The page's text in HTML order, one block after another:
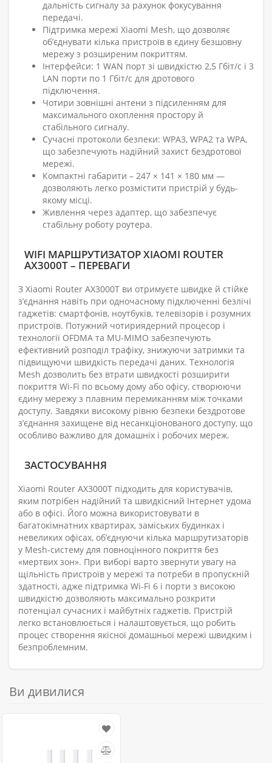
дальність сигналу за рахунок фокусування
передачі.
Підтримка мережі Xiaomi Mesh, що дозволяє
об’єднувати кілька пристроїв в єдину безшовну
мережу з розширеним покриттям.
Інтерфейси: 1 WAN порт зі швидкістю 2,5 Гбіт/с і 3
LAN порти по 1 Гбіт/с для дротового
підключення.
Чотири зовнішні антени з підсиленням для
максимального охоплення простору й
стабільного сигналу.
Сучасні протоколи безпеки: WPA3, WPA2 та WPA,
що забезпечують надійний захист бездротової
мережі.
Компактні габарити – 247 × 141 × 180 мм —
дозволяють легко розмістити пристрій у будь-
якому місці.
Живлення через адаптер, що забезпечує
стабільну роботу роутера.
WIFI МАРШРУТИЗАТОР XIAOMI ROUTER
AX3000T – ПЕРЕВАГИ
З Xiaomi Router AX3000T ви отримуєте швидке й стійке
з’єднання навіть при одночасному підключенні безлічі
гаджетів: смартфонів, ноутбуків, телевізорів і розумних
пристроїв. Потужний чотириядерний процесор і
технології OFDMA та MU-MIMO забезпечують
ефективний розподіл трафіку, знижуючи затримки та
підвищуючи швидкість передачі даних. Технологія
Mesh дозволить без втрати швидкості розширити
покриття Wi-Fi по всьому дому або офісу, створюючи
єдину мережу з плавним перемиканням між точками
доступу. Завдяки високому рівню безпеки бездротове
з’єднання захищене від несанкціонованого доступу, що
особливо важливо для домашніх і робочих мереж.
ЗАСТОСУВАННЯ
Xiaomi Router AX3000T підходить для користувачів,
яким потрібен надійний та швидкісний Інтернет удома
або в офісі. Його можна використовувати в
багатокімнатних квартирах, заміських будинках і
невеликих офісах, об’єднуючи кілька маршрутизаторів
у Mesh-систему для повноцінного покриття без
«мертвих зон». При виборі варто звернути увагу на
щільність пристроїв у мережі та потреби в пропускній
здатності, адже підтримка Wi-Fi 6 і порти з високою
швидкістю дозволяють максимально розкрити
потенціал сучасних і майбутніх гаджетів. Пристрій
легко встановлюється і налаштовується, що робить
процес створення якісної домашньої мережі швидким і
безпроблемним.
Ви дивилися